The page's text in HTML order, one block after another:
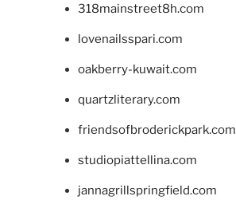
318mainstreet8h.com
lovenailsspari.com
oakberry-kuwait.com
quartzliterary.com
friendsofbroderickpark.com
studiopiattellina.com
jannagrillspringfield.com